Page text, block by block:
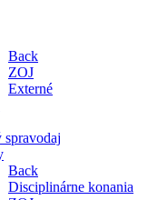
Back
ZOJ
Externé
Back
Disciplinárne konania